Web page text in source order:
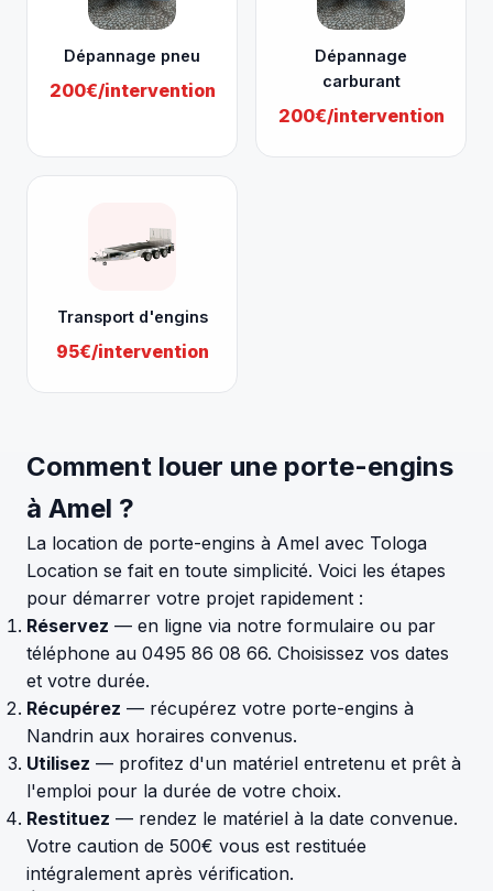
Dépannage pneu
200€/intervention
Dépannage
carburant
200€/intervention
Transport d'engins
95€/intervention
Comment louer une porte-engins
à Amel ?
La location de porte-engins à Amel avec Tologa
Location se fait en toute simplicité. Voici les étapes
pour démarrer votre projet rapidement :
Réservez — en ligne via notre formulaire ou par
téléphone au 0495 86 08 66. Choisissez vos dates
et votre durée.
Récupérez — récupérez votre porte-engins à
Nandrin aux horaires convenus.
Utilisez — profitez d'un matériel entretenu et prêt à
l'emploi pour la durée de votre choix.
Restituez — rendez le matériel à la date convenue.
Votre caution de 500€ vous est restituée
intégralement après vérification.